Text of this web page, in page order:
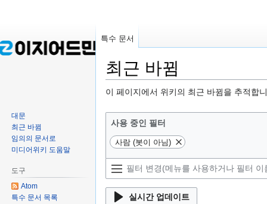
최근 바뀜
둘
로
이
동
검
이
동
이 페이지에서 위키의 최근 바뀜을 추적합
사용 중인 필터
사람 (봇이 아님)
실시간 업데이트
특수 문서
대문
최근 바뀜
임의의 문서로
미디어위키 도움말
도구
Atom
특수 문서 목록